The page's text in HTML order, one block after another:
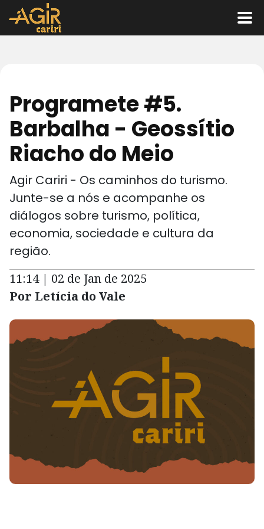
Programete #5.
Barbalha - Geossítio
Riacho do Meio
Agir Cariri - Os caminhos do turismo.
Junte-se a nós e acompanhe os
diálogos sobre turismo, política,
economia, sociedade e cultura da
região.
11:14 | 02 de Jan de 2025
Por Letícia do Vale